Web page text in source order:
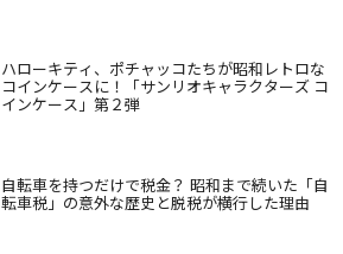
ハローキティ、ポチャッコたちが昭和レトロな
コインケースに！「サンリオキャラクターズ コ
インケース」第２弾
自転車を持つだけで税金？ 昭和まで続いた「自
転車税」の意外な歴史と脱税が横行した理由